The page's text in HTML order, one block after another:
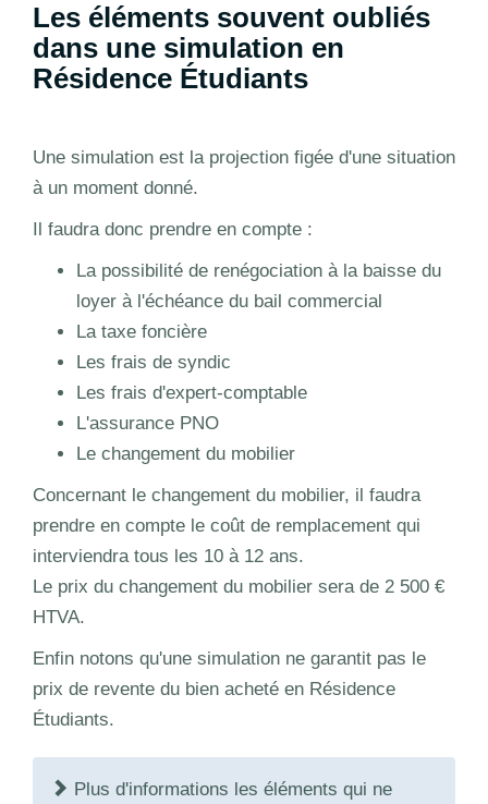
Les éléments souvent oubliés
dans une simulation en
Résidence Étudiants
Une simulation est la projection figée d'une situation
à un moment donné.
Il faudra donc prendre en compte :
La possibilité de renégociation à la baisse du
loyer à l'échéance du bail commercial
La taxe foncière
Les frais de syndic
Les frais d'expert-comptable
L'assurance PNO
Le changement du mobilier
Concernant le changement du mobilier, il faudra
prendre en compte le coût de remplacement qui
interviendra tous les 10 à 12 ans.
Le prix du changement du mobilier sera de 2 500 €
HTVA.
Enfin notons qu'une simulation ne garantit pas le
prix de revente du bien acheté en Résidence
Étudiants.
Plus d'informations les éléments qui ne